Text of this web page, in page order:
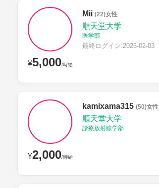
¥5,000/時給
Mii (22)女性
順天堂大学
医学部
最終ログイン:2026-02-03
¥2,000/時給
kamixama315 (50)女性
順天堂大学
診療放射線学部